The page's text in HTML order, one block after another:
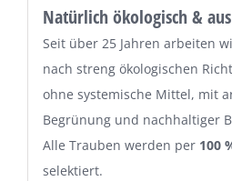
Natürlich ökologisch &
Seit über 25 Jahren arbeiten
nach streng ökologischen
ohne systemische Mittel, mit
Begrünung und nachhaltiger
Alle Trauben werden per 100
selektiert.